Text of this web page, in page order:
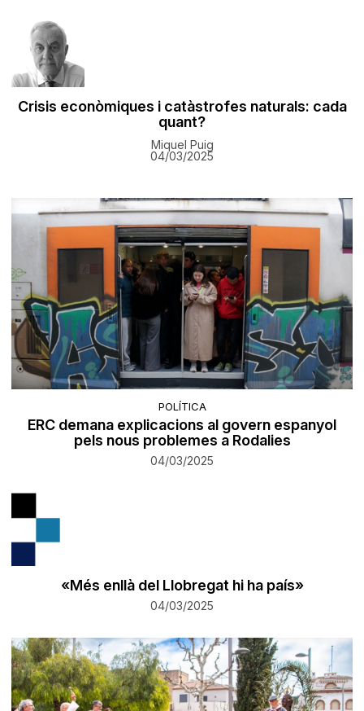
Crisis econòmiques i catàstrofes naturals: cada
quant?
Miquel Puig
04/03/2025
POLÍTICA
ERC demana explicacions al govern espanyol
pels nous problemes a Rodalies
04/03/2025
«Més enllà del Llobregat hi ha país»
04/03/2025